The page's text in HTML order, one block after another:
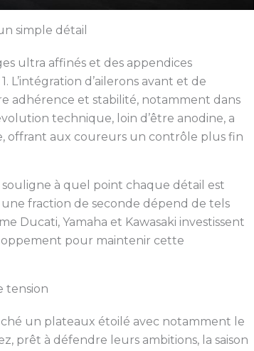
simple détail
ultra affinés et des appendices
L’intégration d’ailerons avant et de
adhérence et stabilité, notamment dans
technique, loin d’être anodine, a
offrant aux coureurs un contrôle plus fin
à quel point chaque détail est
fraction de seconde dépend de tels
Ducati, Yamaha et Kawasaki investissent
pour maintenir cette
tension
un plateaux étoilé avec notamment le
prêt à défendre leurs ambitions, la saison